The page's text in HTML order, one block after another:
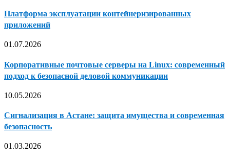
Платформа эксплуатации контейнеризированных
приложений
01.07.2026
Корпоративные почтовые серверы на Linux: современный
подход к безопасной деловой коммуникации
10.05.2026
Сигнализация в Астане: защита имущества и современная
безопасность
01.03.2026